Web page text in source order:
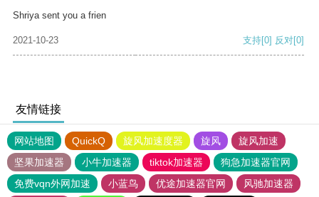
Shriya sent you a frien
2021-10-23 支持[0] 反对[0]
友情链接
网站地图 QuickQ 旋风加速度器 旋风
旋风加速
坚果加速器
小牛加速器 tiktok加速器
狗急加速器官网
免费vqn外网加速
小蓝鸟 优途加速器官网
风驰加速器